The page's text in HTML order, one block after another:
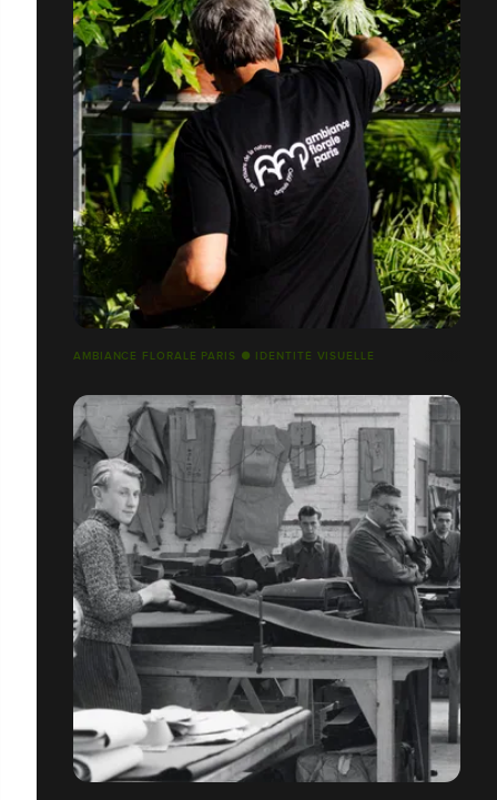
AMBIANCE FLORALE PARIS ● IDENTITÉ VISUELLE